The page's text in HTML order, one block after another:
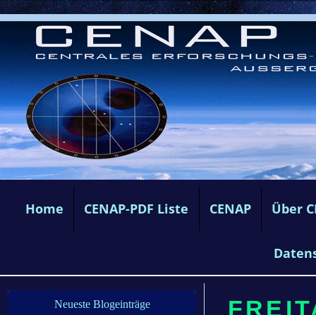
Home CENAP-PDF Liste CENAP Über
Neueste Blogeinträge